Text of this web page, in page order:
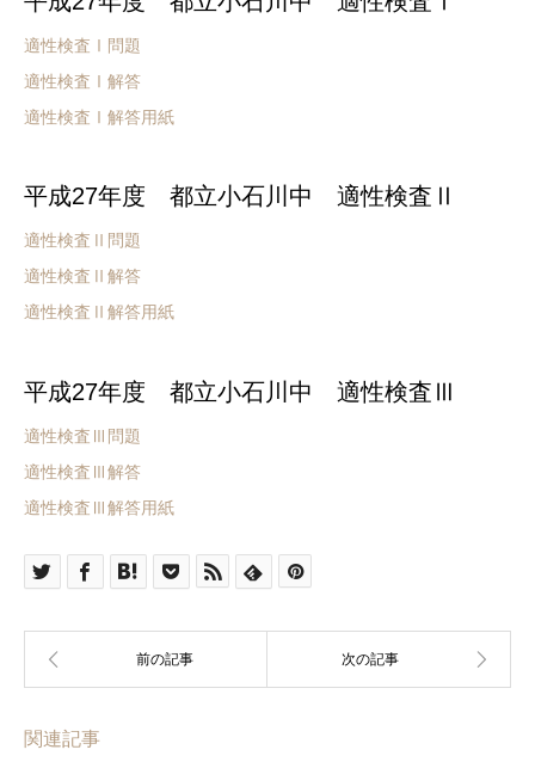
適性検査Ⅰ問題
適性検査Ⅰ解答
適性検査Ⅰ解答用紙
平成27年度 都立小石川中 適性検査Ⅱ
適性検査Ⅱ問題
適性検査Ⅱ解答
適性検査Ⅱ解答用紙
平成27年度 都立小石川中 適性検査Ⅲ
適性検査Ⅲ問題
適性検査Ⅲ解答
適性検査Ⅲ解答用紙
関連記事